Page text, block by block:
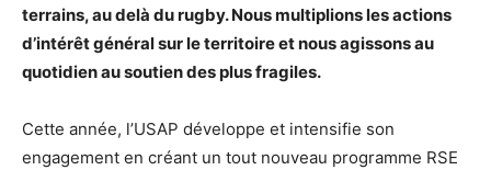
terrains, au delà du rugby. Nous multiplions les actions
d’intérêt général sur le territoire et nous agissons au
quotidien au soutien des plus fragiles.
Cette année, l’USAP développe et intensifie son
engagement en créant un tout nouveau programme RSE